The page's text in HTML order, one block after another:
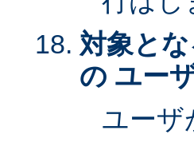
対象と
の ユー
ユーザ